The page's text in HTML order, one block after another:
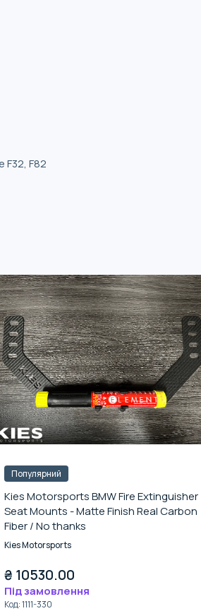
F32, F82
Популярний
Kies Motorsports BMW Fire Extinguisher
Seat Mounts - Matte Finish Real Carbon
Fiber / No thanks
Kies Motorsports
₴ 10530.00
Під замовлення
Код:1111-330